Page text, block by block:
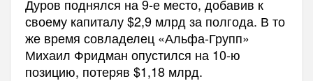
Дуров поднялся на 9-е место, добавив к
своему капиталу $2,9 млрд за полгода. В то
же время совладелец «Альфа-Групп»
Михаил Фридман опустился на 10-ю
позицию, потеряв $1,18 млрд.